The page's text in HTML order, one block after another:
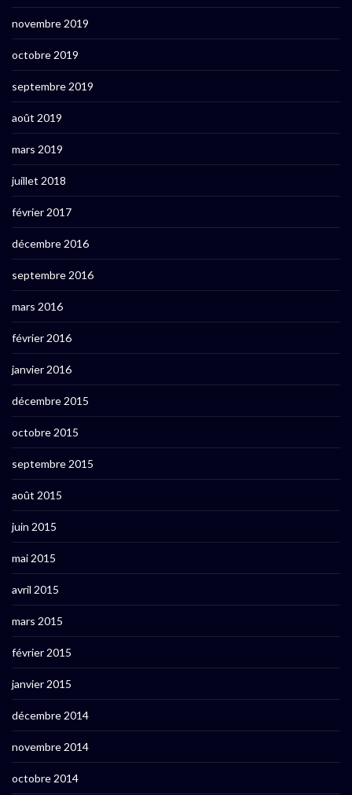
novembre 2019
octobre 2019
septembre 2019
août 2019
mars 2019
juillet 2018
février 2017
décembre 2016
septembre 2016
mars 2016
février 2016
janvier 2016
décembre 2015
octobre 2015
septembre 2015
août 2015
juin 2015
mai 2015
avril 2015
mars 2015
février 2015
janvier 2015
décembre 2014
novembre 2014
octobre 2014